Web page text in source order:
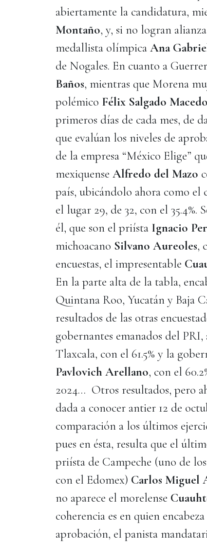
abiertamente la candidatura,
Montaño, y, si no logran
medallista olímpica Ana
de Nogales. En cuanto a
Baños, mientras que Morena
polémico Félix Salgado
primeros días de cada mes, de
que evalúan los niveles de
de la empresa “México Elige”
mexiquense Alfredo del Mazo
país, ubicándolo ahora como el
el lugar 29, de 32, con el 35.4%.
él, que son el priísta Ignacio
michoacano Silvano Aureoles,
encuestas, el impresentable
En la parte alta de la tabla,
Quintana Roo, Yucatán y Baja
resultados de las otras
gobernantes emanados del
Tlaxcala, con el 61.5% y la
Pavlovich Arellano, con el
2024… Otros resultados, pero
dada a conocer antier 12 de
comparación a los últimos
pues en ésta, resulta que el
priísta de Campeche (uno de
con el Edomex) Carlos Miguel
no aparece el morelense
coherencia es en quien
aprobación, el panista